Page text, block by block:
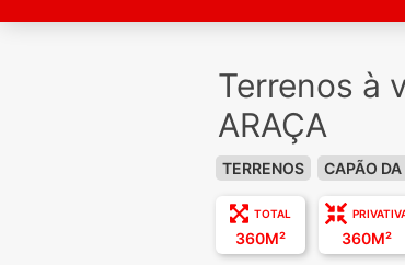
Terrenos à
ARAÇA
TERRENOS CAPÃO
TOTAL
360M² 360M²